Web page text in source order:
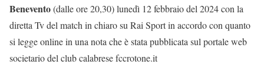
Benevento(dalle ore 20,30) lunedì 12 febbraio del 2024 con la
diretta Tv del match in chiaro su Rai Sport in accordo con quanto
si legge online in una nota che è stata pubblicata sul portale web
societario del club calabrese fccrotone.it